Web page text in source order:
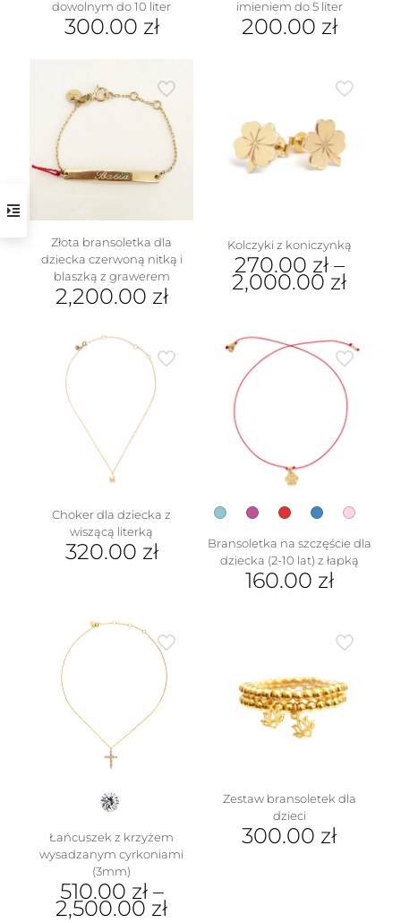
dowolnym do 10 liter
300.00 zł
imieniem do 5 liter
200.00 zł
Złota bransoletka dla
dziecka czerwoną nitką i
blaszką z grawerem
2,200.00 zł
Kolczyki z koniczynką
270.00 zł–
2,000.00 zł
ma
wiele
wariantów.
stronie
produktu
Choker dla dziecka z
wiszącą literką
320.00 zł
wiele
wariantów.
stronie
produktu
Bransoletka na szczęście dla
dziecka (2-10 lat) z łapką
160.00 zł
Opcje
można
wybrać
na
Łańcuszek z krzyżem
wysadzanym cyrkoniami
(3mm)
510.00 zł–
2,500.00 zł
Zestaw bransoletek dla
dzieci
300.00 zł